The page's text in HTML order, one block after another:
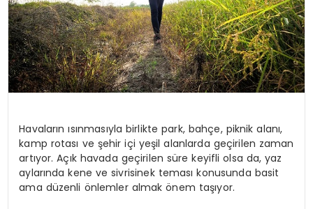
Havaların ısınmasıyla birlikte park, bahçe, piknik alanı,
kamp rotası ve şehir içi yeşil alanlarda geçirilen zaman
artıyor. Açık havada geçirilen süre keyifli olsa da, yaz
aylarında kene ve sivrisinek teması konusunda basit
ama düzenli önlemler almak önem taşıyor.